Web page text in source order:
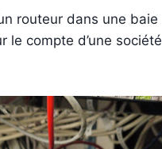
routeur dans une baie
le compte d’une société